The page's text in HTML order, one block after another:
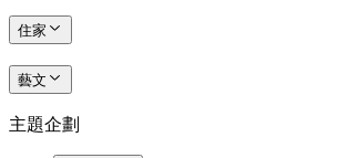
住家
藝文
主題企劃